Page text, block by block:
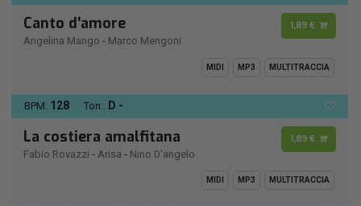
Canto d'amore
Angelina Mango - Marco Mengoni
1,89 €
MIDI MP3 MULTITRACCIA
BPM: 128 Ton.: D -
La costiera amalfitana
Fabio Rovazzi - Arisa - Nino D'angelo
1,89 €
MIDI MP3 MULTITRACCIA